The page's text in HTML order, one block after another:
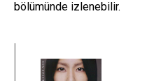
bölümünde izlenebilir.